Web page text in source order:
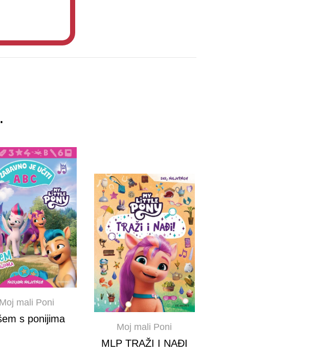
Moj mali Poni
s ponijima
Moj mali Poni
MLP TRAŽI I NAĐI